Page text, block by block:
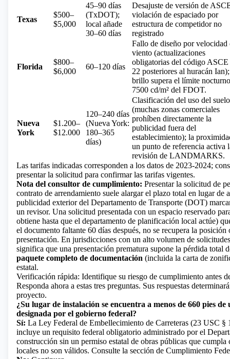
Texas
$500–
$5,000
45–90 días
(TxDOT);
local añade
30–60 días
Desajuste de versión de
violación de espaciado por
estructura de competidor no
registrado
Florida
$800–
$6,000
60–120 días
Fallo de diseño por velocidad
viento (actualizaciones
obligatorias del código ASCE
22 posteriores al huracán
brillo supera el límite
7500 cd/m² del FDOT.
Nueva
York
$1.200–
$12.000
120–240 días
(Nueva York:
180–365
días)
Clasificación del uso del suelo
(muchas zonas comerciales
prohíben directamente la
publicidad fuera del
establecimiento); la
un punto de referencia activa
revisión de LANDMARKS.
Las tarifas indicadas corresponden a los datos de 2023-2024;
presentar la solicitud para confirmar las tarifas vigentes.
Nota del consultor de cumplimiento: Presentar la solicitud de
contrato de arrendamiento suele alargar el plazo total en lugar de
publicidad exterior del Departamento de Transporte (DOT)
un revisor. Una solicitud presentada con un espacio reservado
obtiene hasta que el departamento de planificación local actúe)
el documento faltante 60 días después, no se recupera la
presentación. En jurisdicciones con un alto volumen de
significa que una presentación prematura supone la pérdida total
paquete completo de documentación (incluida la carta de
estatal.
Verificación rápida: Identifique su riesgo de cumplimiento antes
Responda ahora a estas tres preguntas. Sus respuestas
proyecto.
¿Su lugar de instalación se encuentra a menos de 660 pies
designada por el gobierno federal?
Sí: La Ley Federal de Embellecimiento de Carreteras (23 USC §
incluye un requisito federal obligatorio administrado por el
construcción sin un permiso estatal de obras públicas que
locales no son válidos. Consulte la sección de Cumplimiento